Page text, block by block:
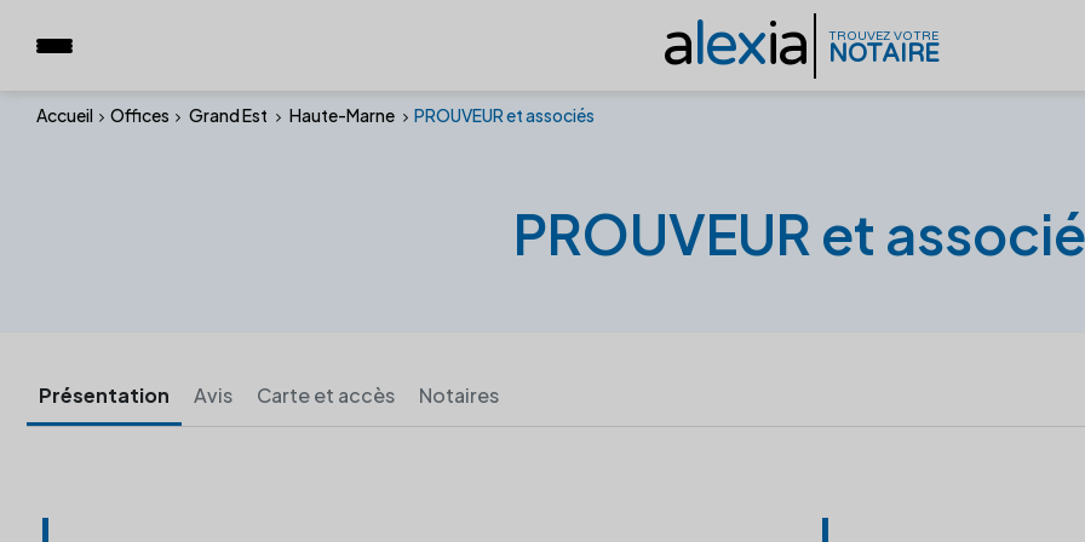
alexia TROUVEZ VOTRE
NOTAIRE
Accueil Offices Grand Est Haute-Marne PROUVEUR et associés
PROUVEUR et
Présentation Avis Carte et accès Notaires